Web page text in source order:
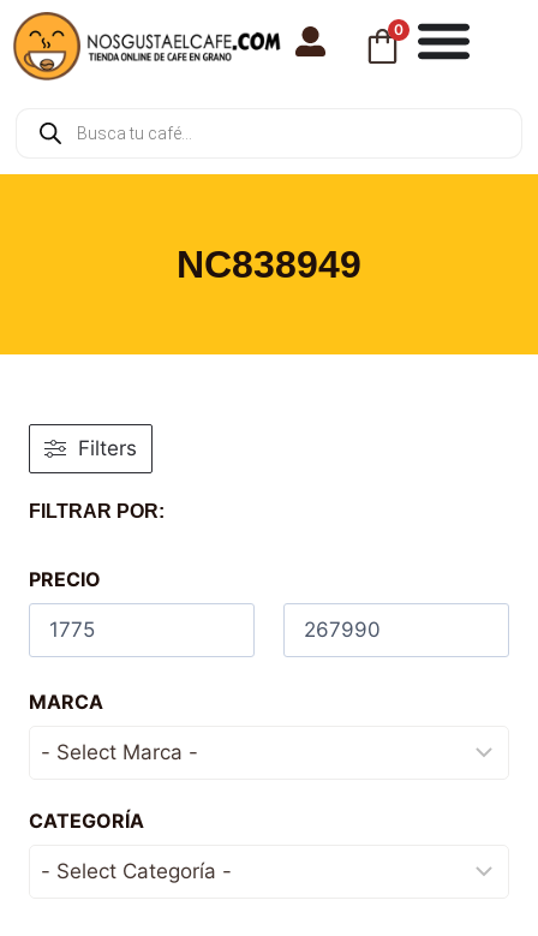
0
NC838949
Filters
FILTRAR POR:
PRECIO
MARCA
CATEGORÍA